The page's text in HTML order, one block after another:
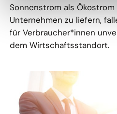
Sonnenstrom als
Unternehmen zu liefern,
für Verbraucher*innen
dem Wirtschaftsstandort.